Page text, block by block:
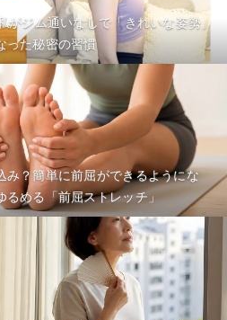
がジム通いなしで「きれいな姿勢」
った秘密の習慣
み？簡単に前屈ができるようにな
める「前屈ストレッチ」